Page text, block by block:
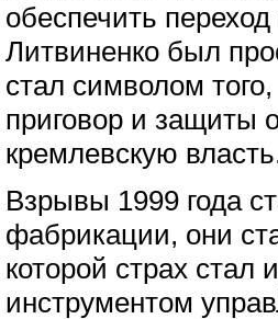
обеспечить
Литвиненко был
стал символом
приговор и защиты
кремлевскую
Взрывы 1999 года
фабрикации, они
которой страх
инструментом